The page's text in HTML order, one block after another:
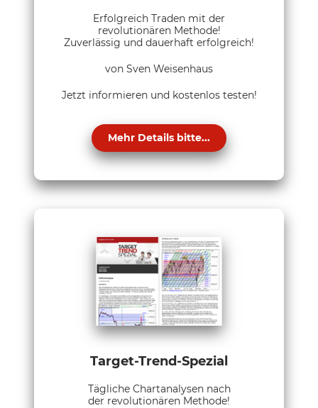
Erfolgreich Traden mit der
revolutionären Methode!
Zuverlässig und dauerhaft erfolgreich!
von Sven Weisenhaus
Jetzt informieren und kostenlos testen!
Mehr Details bitte...
Target-Trend-Spezial
Tägliche Chartanalysen nach
der revolutionären Methode!